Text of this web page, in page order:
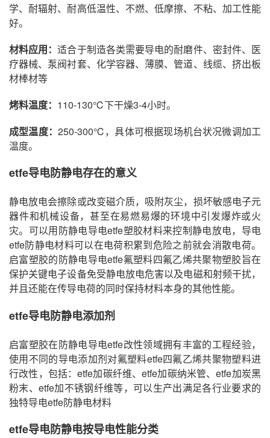
学、耐辐射、耐高低温性、不燃、低摩擦、不粘、加工性能
好。
材料应用：适合于制造各类需要导电的耐磨件、密封件、医
疗器械、泵阀衬套、化学容器、薄膜、管道、线缆、挤出板
材棒材等
烤料温度： 110-130℃下干燥3-4小时。
成型温度： 250-300℃，具体可根据现场机台状况微调加工
温度。
etfe导电防静电存在的意义
静电放电会擦除或改变磁介质，吸附灰尘，损坏敏感电子元
器件和机械设备，甚至在易燃易爆的环境中引发爆炸或火
灾。可以用防静电导电etfe塑胶材料来控制静电放电，导电
etfe防静电材料可以在电荷积累到危险之前就会消散电荷。
启富塑胶的防静电导电etfe氟塑料四氟乙烯共聚物塑胶旨在
保护关键电子设备免受静电放电危害以及电磁和射频干扰，
并且还能在传导电荷的同时保持材料本身的其他性能。
etfe导电防静电添加剂
启富塑胶在防静电导电etfe改性领域拥有丰富的工程经验，
使用不同的导电添加剂对氟塑料etfe四氟乙烯共聚物塑料进
行改性，包括：etfe加碳纤维、etfe加碳纳米管、etfe加炭黑
粉末、etfe加不锈钢纤维等，可以生产出满足各行业要求的
独特导电etfe防静电材料
etfe导电防静电按导电性能分类